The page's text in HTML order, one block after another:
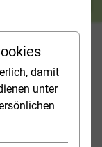
damit
unter